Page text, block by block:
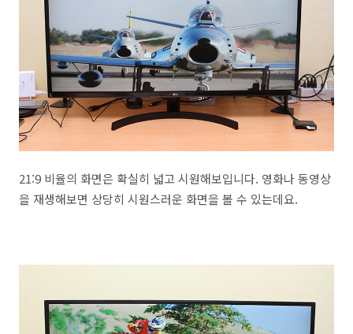
21:9 비율의 화면은 확실히 넓고 시원해보입니다. 영화나 동영상
을 재생해보면 상당히 시원스러운 화면을 볼 수 있는데요.